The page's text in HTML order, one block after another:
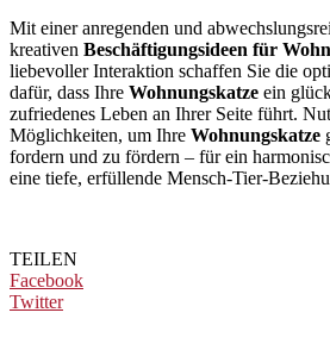
Mit einer anregenden und
kreativen Beschäftigungsideen für
liebevoller Interaktion schaffen Sie die
dafür, dass Ihre Wohnungskatze ein
zufriedenes Leben an Ihrer Seite führt.
Möglichkeiten, um Ihre Wohnungskatze
fordern und zu fördern – für ein
eine tiefe, erfüllende Mensch-Tier-
TEILEN
Facebook
Twitter